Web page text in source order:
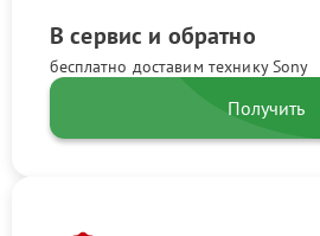
В сервис и обратно
бесплатно доставим технику Sony
Получить